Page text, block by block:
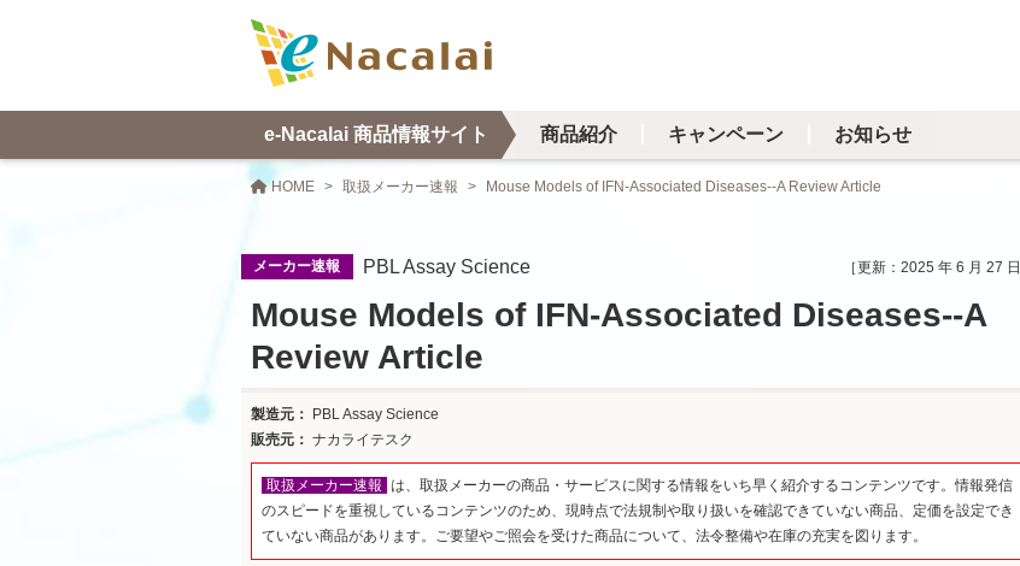
e-Nacalai 商品情報サイト 商品紹介 キャンペーン お知らせ
HOME 取扱メーカー速報 Mouse Models of IFN-Associated Diseases--A Review Article
メーカー速報 PBL Assay Science 2025 年 6 月 27 日
Mouse Models of IFN-Associated Diseases--A
Review Article
PBL Assay Science
ナカライテスク
取扱メーカー速報 は、取扱メーカーの商品・サービスに関する情報をいち早く紹介するコンテンツです。情報発信
のスピードを重視しているコンテンツのため、現時点で法規制や取り扱いを確認できていない商品、定価を設定でき
ていない商品があります。ご要望やご照会を受けた商品について、法令整備や在庫の充実を図ります。